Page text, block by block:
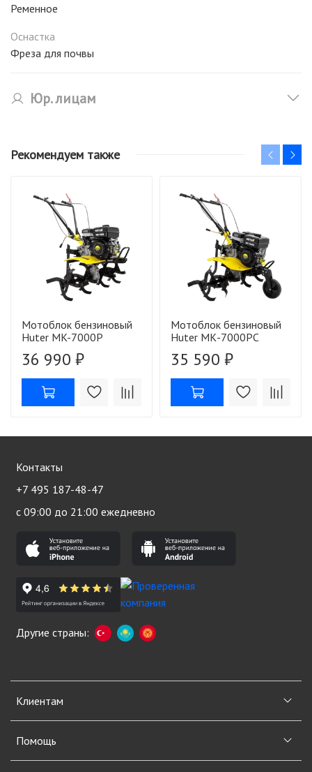
Ременное
Оснастка
Фреза для почвы
Юр. лицам
Рекомендуем также
Мотоблок бензиновый
Huter MK-7000P
36 990 ₽
Мотоблок бензиновый
Huter МК-7000PС
35 590 ₽
Клиентам
Помощь
Контакты
+7 495 187-48-47
с 09:00 до 21:00 ежедневно
Другие страны: